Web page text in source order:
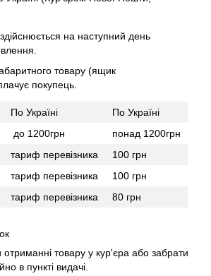
на наступний день
товару (ящик
покупець.
По Україні
По Україні
до 1200грн
понад 1200грн
тариф перевізника
100 грн
тариф перевізника
100 грн
тариф перевізника 80 грн
товару у кур'єра або забрати
в пункті видачі.